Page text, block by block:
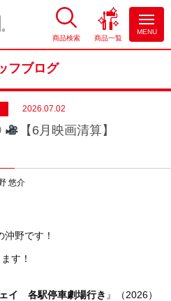
商品検索 商品一覧
MENU
フブログ
2026.07.02
【6月映画清算】
フブログカテゴリー
悠介
野です！
す！
イ 各駅停車劇場行き 』（2026）